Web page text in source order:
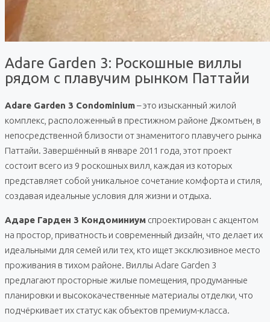
Adare Garden 3: Роскошные виллы
рядом с плавучим рынком Паттайи
Adare Garden 3 Condominium– это изысканный жилой
комплекс, расположенный в престижном районе Джомтьен, в
непосредственной близости от знаменитого плавучего рынка
Паттайи. Завершённый в январе 2011 года, этот проект
состоит всего из 9 роскошных вилл, каждая из которых
представляет собой уникальное сочетание комфорта и стиля,
создавая идеальные условия для жизни и отдыха.
Адаре Гарден 3 Кондоминиум спроектирован с акцентом
на простор, приватность и современный дизайн, что делает их
идеальными для семей или тех, кто ищет эксклюзивное место
проживания в тихом районе. Виллы Adare Garden 3
предлагают просторные жилые помещения, продуманные
планировки и высококачественные материалы отделки, что
подчёркивает их статус как объектов премиум-класса.